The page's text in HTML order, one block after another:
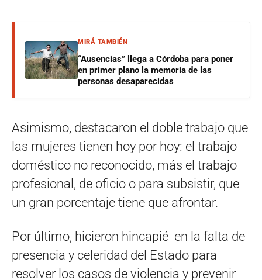
MIRÁ TAMBIÉN
“Ausencias” llega a Córdoba para poner
en primer plano la memoria de las
personas desaparecidas
Asimismo, destacaron el doble trabajo que
las mujeres tienen hoy por hoy: el trabajo
doméstico no reconocido, más el trabajo
profesional, de oficio o para subsistir, que
un gran porcentaje tiene que afrontar.
Por último, hicieron hincapié en la falta de
presencia y celeridad del Estado para
resolver los casos de violencia y prevenir